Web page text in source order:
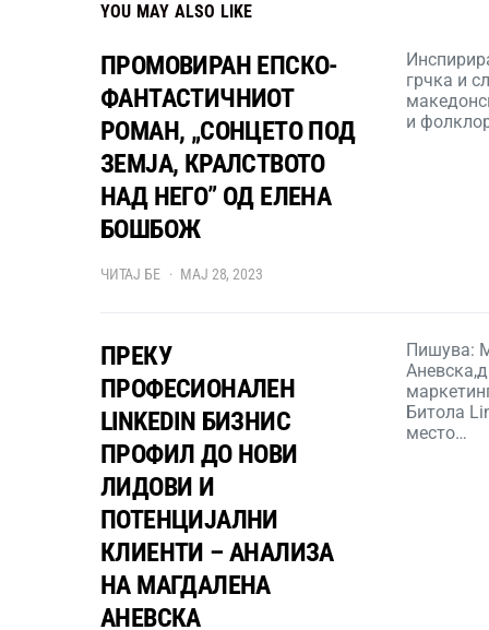
YOU MAY ALSO LIKE
ПРОМОВИРАН ЕПСКО-
ФАНТАСТИЧНИОТ
РОМАН, „СОНЦЕТО ПОД
ЗЕМЈА, КРАЛСТВОТО
НАД НЕГО” ОД ЕЛЕНА
БОШБОЖ
грчка и
и
ЧИТАЈ БЕ МАЈ 28, 2023
ПРЕКУ
ПРОФЕСИОНАЛЕН
LINKEDIN БИЗНИС
ПРОФИЛ ДО НОВИ
ЛИДОВИ И
ПОТЕНЦИЈАЛНИ
КЛИЕНТИ – АНАЛИЗА
НА МАГДАЛЕНА
АНЕВСКА
Пишува:
Битола
место…